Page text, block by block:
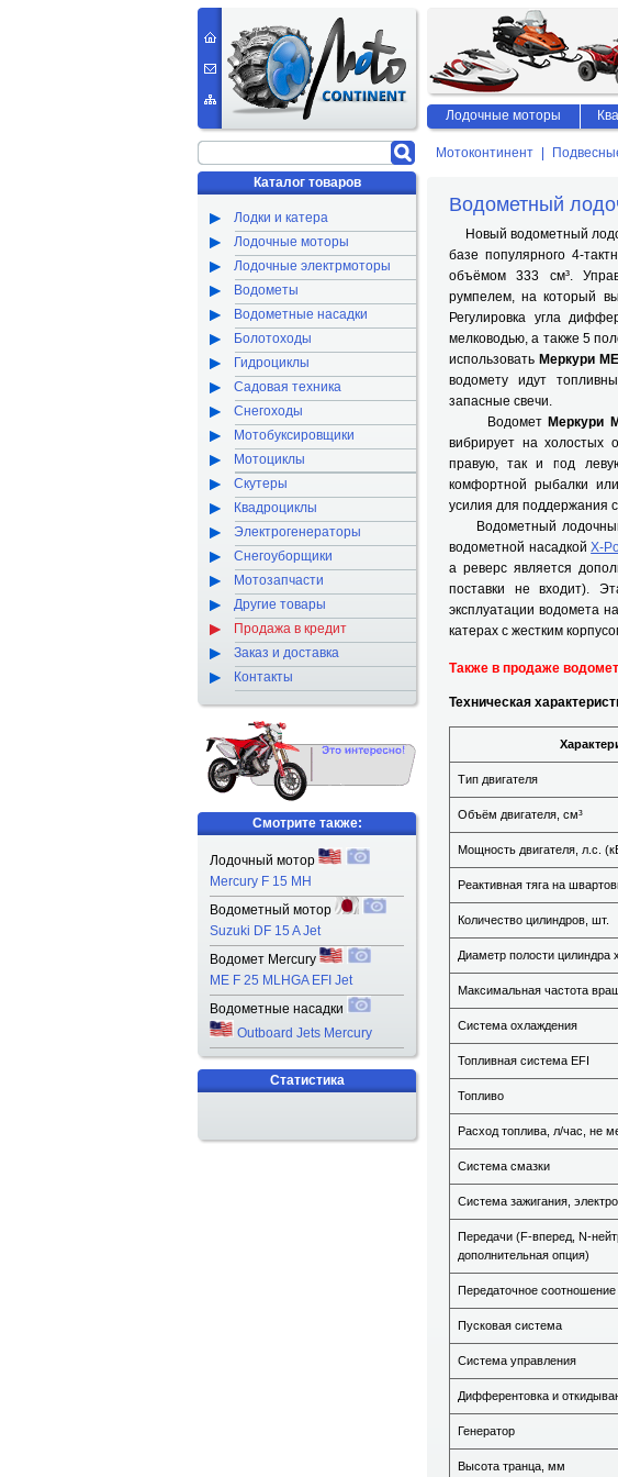
Мотоконтинент
Водометный
Новый водометный
базе популярного 4-
объёмом 333 см³.
румпелем, на который
Регулировка угла
мелководью, а также 5
использовать Меркури
водомету идут
запасные свечи.
Водомет Меркури
вибрирует на холостых
правую, так и под
комфортной рыбалки
усилия для поддержания
Водометный
водометной насадкойX-
а реверс является
поставки не входит).
эксплуатации водомета
катерах с жестким
Также в продаже водомет
Техническая
Тип двигателя
Объём двигателя, см³
Мощность двигателя, л.с.
Реактивная тяга на
Количество цилиндров, шт.
Диаметр полости
Максимальная частота
Система охлаждения
Топливная система EFI
Топливо
Расход топлива, л/час, не
Система смазки
Система зажигания,
Передачи (F-вперед, N-
дополнительная опция)
Передаточное соотношение
Пусковая система
Система управления
Дифферентовка и
Генератор
Высота транца, мм
Каталог товаров
Лодки и катера
Лодочные моторы
Лодочные электрмоторы
Водометы
Водометные насадки
Болотоходы
Гидроциклы
Садовая техника
Снегоходы
Мотобуксировщики
Мотоциклы
Скутеры
Квадроциклы
Электрогенераторы
Снегоуборщики
Мотозапчасти
Другие товары
Продажа в кредит
Заказ и доставка
Контакты
Смотрите также:
Лодочный мотор
Mercury F 15 MH
Водометный мотор
Suzuki DF 15 A Jet
Водомет Mercury
ME F 25 MLHGA EFI Jet
Водометные насадки
Outboard Jets Mercury
Статистика
Лодочные моторы